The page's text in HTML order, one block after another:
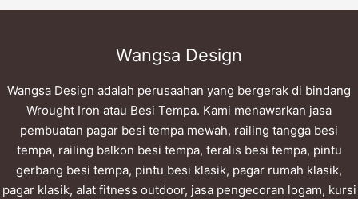
Wangsa Design
Wangsa Design adalah perusaahan yang bergerak di bindang
Wrought Iron atau Besi Tempa. Kami menawarkan jasa
pembuatan pagar besi tempa mewah, railing tangga besi
tempa, railing balkon besi tempa, teralis besi tempa, pintu
gerbang besi tempa, pintu besi klasik, pagar rumah klasik,
pagar klasik, alat fitness outdoor, jasa pengecoran logam, kursi